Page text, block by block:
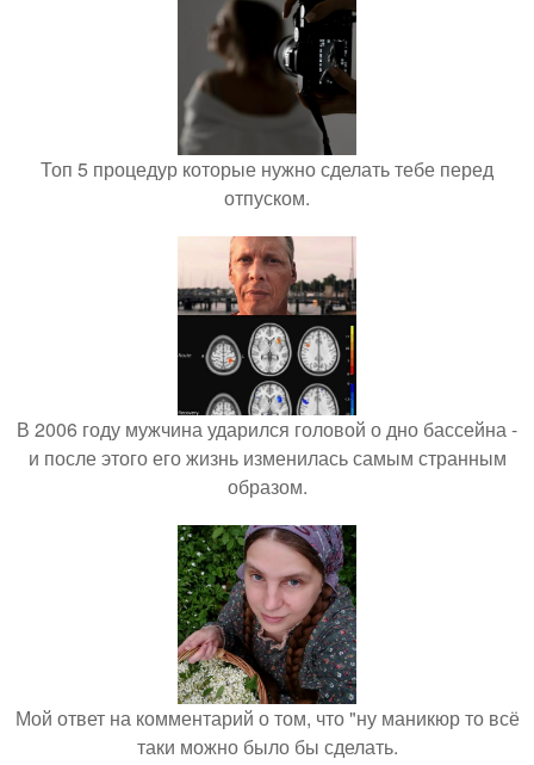
Топ 5 процедур которые нужно сделать тебе перед
отпуском.
В 2006 году мужчина ударился головой о дно бассейна -
и после этого его жизнь изменилась самым странным
образом.
Мой ответ на комментарий о том, что "ну маникюр то всё
таки можно было бы сделать.